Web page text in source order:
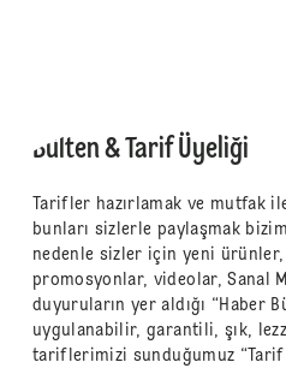
Bülten & Tarif Üyeliği
Tarifler hazırlamak ve mutfak
bunları sizlerle paylaşmak
nedenle sizler için yeni
promosyonlar, videolar, Sanal
duyuruların yer aldığı “Haber
uygulanabilir, garantili, şık,
tariflerimizi sunduğumuz “Tarif